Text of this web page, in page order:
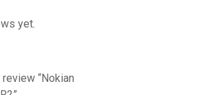
yet.
“Nokian